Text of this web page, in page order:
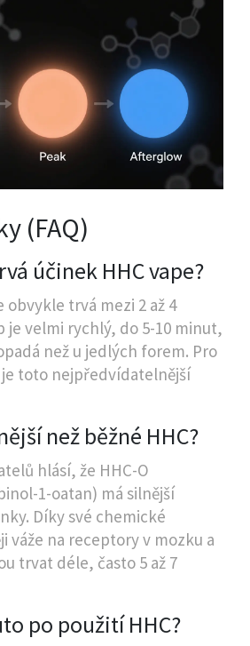
(FAQ)
účinek HHC vape?
obvykle trvá mezi 2 až 4
je velmi rychlý, do 5-10 minut,
než u jedlých forem. Pro
toto nejpředvídatelnější
než běžné HHC?
hlásí, že HHC-O
1-oatan) má silnější
Díky své chemické
váže na receptory v mozku a
trvat déle, často 5 až 7
po použití HHC?